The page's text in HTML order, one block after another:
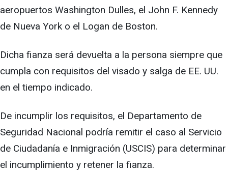
aeropuertos Washington Dulles, el John F. Kennedy
de Nueva York o el Logan de Boston.
Dicha fianza será devuelta a la persona siempre que
cumpla con requisitos del visado y salga de EE. UU.
en el tiempo indicado.
De incumplir los requisitos, el Departamento de
Seguridad Nacional podría remitir el caso al Servicio
de Ciudadanía e Inmigración (USCIS) para determinar
el incumplimiento y retener la fianza.